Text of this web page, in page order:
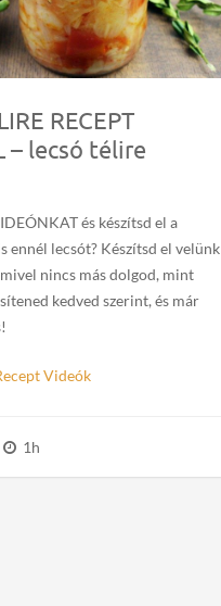
RECEPT
– lecsó télire
és készítsd el a
ennél lecsót? Készítsd el velünk
nincs más dolgod, mint
kedved szerint, és már
Videók
1h